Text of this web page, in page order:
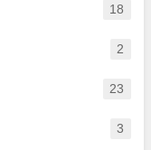
18
2
23
3